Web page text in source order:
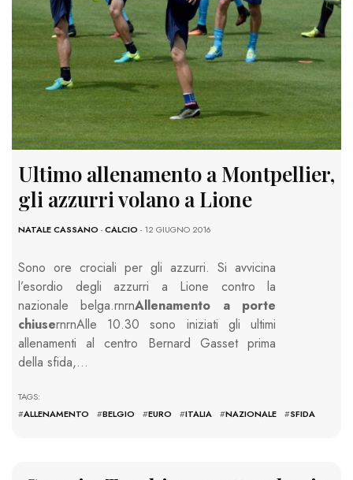
Ultimo allenamento a Montpellier,
gli azzurri volano a Lione
NATALE CASSANO -CALCIO - 12 GIUGNO 2016
Sono ore crociali per gli azzurri. Si avvicina
l’esordio degli azzurri a Lione contro la
nazionale belga.rnrnAllenamento a porte
chiusernrnAlle 10.30 sono iniziati gli ultimi
allenamenti al centro Bernard Gasset prima
della sfida,…
TAGS:
#ALLENAMENTO #BELGIO #EURO #ITALIA #NAZIONALE #SFIDA